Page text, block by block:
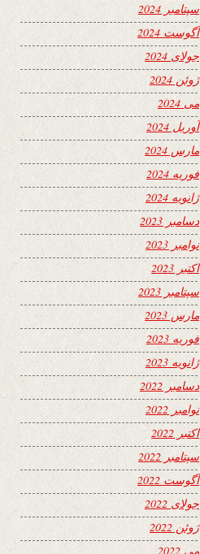
سپتامبر 2024
آگوست 2024
جولای 2024
ژوئن 2024
می 2024
آوریل 2024
مارس 2024
فوریه 2024
ژانویه 2024
دسامبر 2023
نوامبر 2023
اکتبر 2023
سپتامبر 2023
مارس 2023
فوریه 2023
ژانویه 2023
دسامبر 2022
نوامبر 2022
اکتبر 2022
سپتامبر 2022
آگوست 2022
جولای 2022
ژوئن 2022
می 2022